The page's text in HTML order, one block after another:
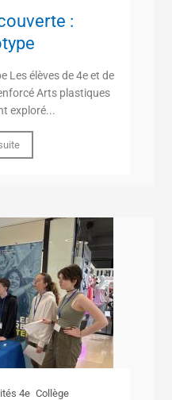
:
Les élèves de 4e et de
Arts plastiques
exploré...
4e Collège